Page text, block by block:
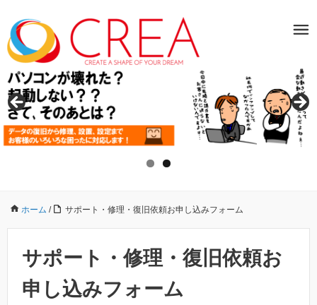
ホーム / サポート・修理・復旧依頼お申し込みフォーム
サポート・修理・復旧依頼お
申し込みフォーム